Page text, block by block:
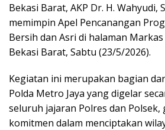
Bekasi Barat, AKP Dr. H. Wahyudi,
memimpin Apel Pencanangan
Bersih dan Asri di halaman
Bekasi Barat, Sabtu (23/5/2026).
Kegiatan ini merupakan bagian
Polda Metro Jaya yang digelar
seluruh jajaran Polres dan Polsek,
komitmen dalam menciptakan